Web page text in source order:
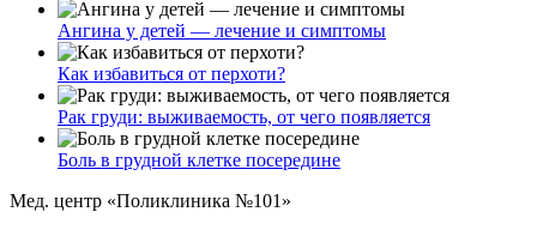
Ангина у детей — лечение и симптомы
Как избавиться от перхоти?
Рак груди: выживаемость, от чего появляется
Боль в грудной клетке посередине
Мед. центр «Поликлиника №101»